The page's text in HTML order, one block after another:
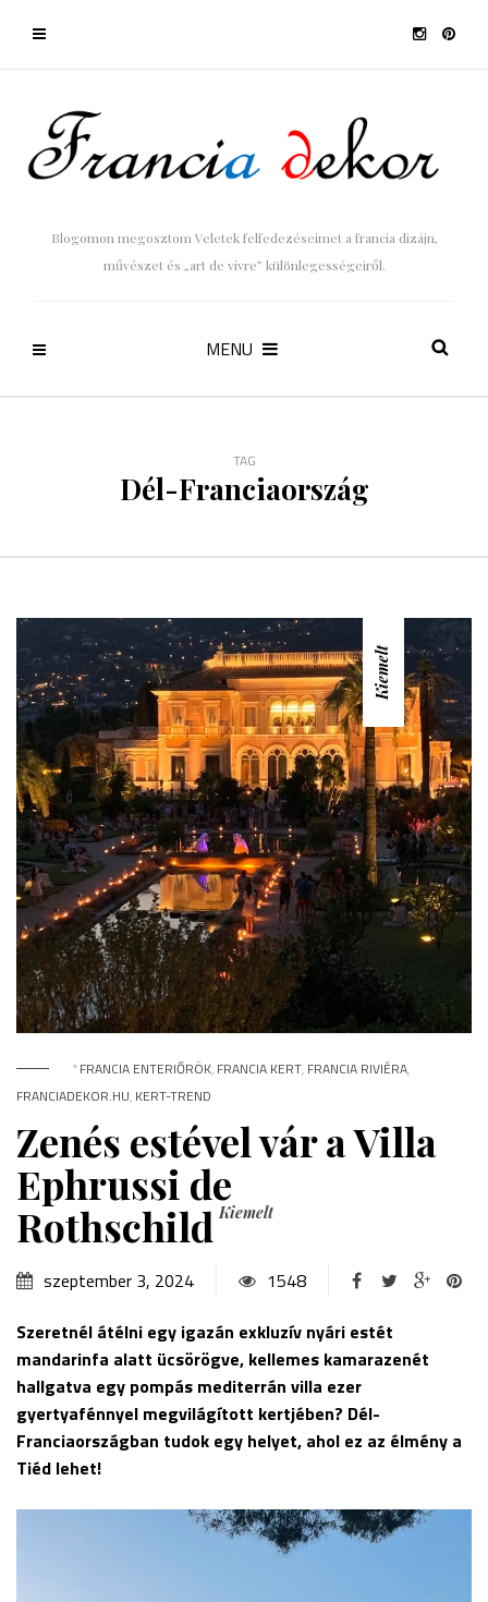
Blogomon megosztom Veletek felfedezéseimet a francia dizájn,
művészet és „art de vivre” különlegességeiről.
MENU
TAG
Dél-Franciaország
Kiemelt
*FRANCIA ENTERIŐRÖK, FRANCIA KERT, FRANCIA RIVIÉRA,
FRANCIADEKOR.HU, KERT-TREND
Zenés estével vár a Villa
Ephrussi de
Rothschild Kiemelt
szeptember 3, 2024
1548
Szeretnél átélni egy igazán exkluzív nyári estét
mandarinfa alatt ücsörögve, kellemes kamarazenét
hallgatva egy pompás mediterrán villa ezer
gyertyafénnyel megvilágított kertjében? Dél-
Franciaországban tudok egy helyet, ahol ez az élmény a
Tiéd lehet!